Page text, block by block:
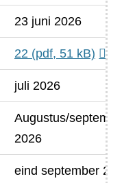
23 juni 2026
22 (pdf, 51 kB)
juli 2026
Augustus/september
2026
eind september 2026